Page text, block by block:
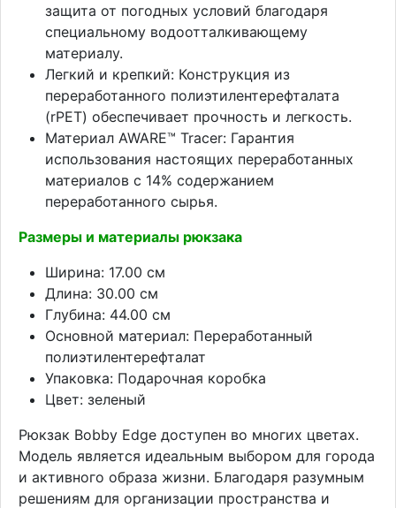
защита от погодных условий благодаря
специальному водоотталкивающему
материалу.
Легкий и крепкий: Конструкция из
переработанного полиэтилентерефталата
(rPET) обеспечивает прочность и легкость.
Материал AWARE™ Tracer: Гарантия
использования настоящих переработанных
материалов с 14% содержанием
переработанного сырья.
Размеры и материалы рюкзака
Ширина: 17.00 см
Длина: 30.00 см
Глубина: 44.00 см
Основной материал: Переработанный
полиэтилентерефталат
Упаковка: Подарочная коробка
Цвет: зеленый
Рюкзак Bobby Edge доступен во многих цветах.
Модель является идеальным выбором для города
и активного образа жизни. Благодаря разумным
решениям для организации пространства и